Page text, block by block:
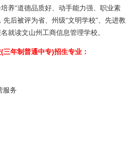
养“道德品质好、动手能力强、职业素
先后被评为省、州级“文明学校”、先进教
就读文山州工商信息管理学校。
年制普通中专)招生专业：
服务